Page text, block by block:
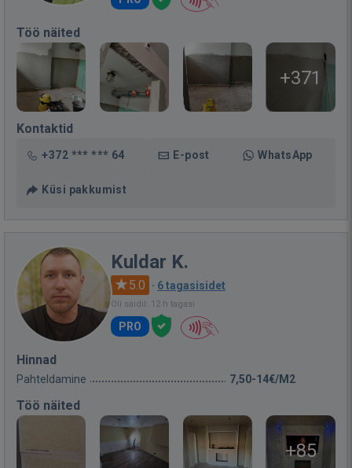
Töö näited
+371
Kontaktid
+372 *** *** 64 E-post WhatsApp
Küsi pakkumist
Kuldar K.
5.0 · 6 tagasisidet
Oli saidil: 12 h tagasi
PRO
Hinnad
Pahteldamine 7,50-14€/M2
Töö näited
+85